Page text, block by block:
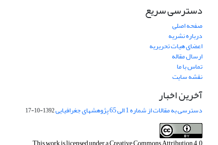
دسترسی سریع
صفحه اصلی
درباره نشریه
اعضای هیات تحریریه
ارسال مقاله
تماس با ما
نقشه سایت
آخرین اخبار
دسترسی به مقالات از شماره 1 الی 65 پژوهشهای جغرافیایی 1392-10-17